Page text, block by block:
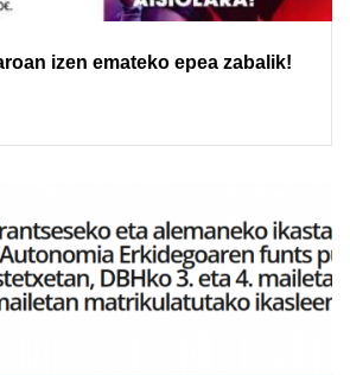
izen emateko epea zabalik!